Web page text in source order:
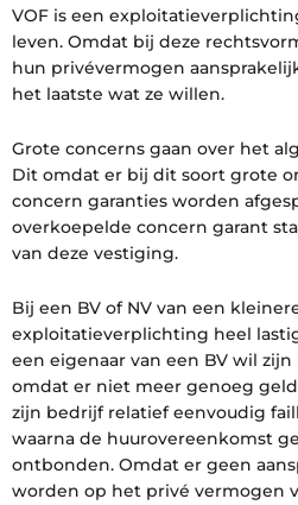
VOF is een
leven. Omdat bij deze
hun privévermogen
het laatste wat ze willen.
Grote concerns gaan over het
Dit omdat er bij dit soort grote
concern garanties worden
overkoepelde concern garant
van deze vestiging.
Bij een BV of NV van een
exploitatieverplichting heel
een eigenaar van een BV wil
omdat er niet meer genoeg
zijn bedrijf relatief eenvoudig
waarna de huurovereenkomst
ontbonden. Omdat er geen
worden op het privé vermogen